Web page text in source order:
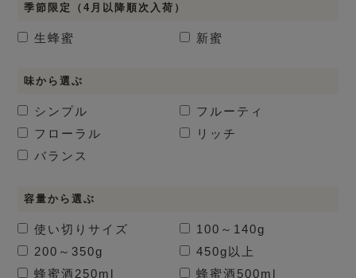
季節限定（4月以降順次入荷）
生蜂蜜 新蜜
味から選ぶ
シンプル
フルーティ
フローラル
リッチ
バランス
容量から選ぶ
使い切りサイズ
100～140g
200～350g
450g以上
蜂蜜酒 250ml 蜂蜜酒 500ml